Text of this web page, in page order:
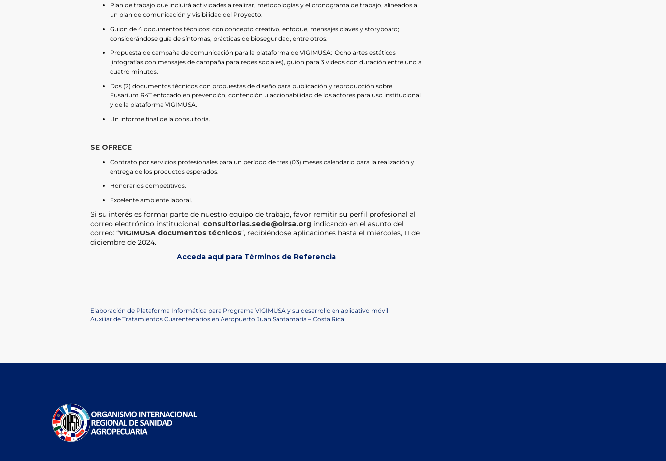
Plan de trabajo que incluirá actividades a realizar, metodologías y el cronograma de trabajo, alineados a
un plan de comunicación y visibilidad del Proyecto.
Guion de 4 documentos técnicos: con concepto creativo, enfoque, mensajes claves y storyboard;
considerándose guía de síntomas, prácticas de bioseguridad, entre otros.
Propuesta de campaña de comunicación para la plataforma de VIGIMUSA: Ocho artes estáticos
(infografías con mensajes de campaña para redes sociales), guion para 3 videos con duración entre uno a
cuatro minutos.
Dos (2) documentos técnicos con propuestas de diseño para publicación y reproducción sobre
Fusarium R4T enfocado en prevención, contención u accionabilidad de los actores para uso institucional
y de la plataforma VIGIMUSA.
Un informe final de la consultoría.
SE OFRECE
Contrato por servicios profesionales para un período de tres (03) meses calendario para la realización y
entrega de los productos esperados.
Honorarios competitivos.
Excelente ambiente laboral.
Si su interés es formar parte de nuestro equipo de trabajo, favor remitir su perfil profesional al
correo electrónico institucional: consultorias.sede@oirsa.org indicando en el asunto del
correo: “VIGIMUSA documentos técnicos”, recibiéndose aplicaciones hasta el miércoles, 11 de
diciembre de 2024.
Acceda aquí para Términos de Referencia
Post
Previous
Post
Elaboración de Plataforma Informática para Programa VIGIMUSA y su desarrollo en aplicativo móvil
Next
Auxiliar de Tratamientos Cuarentenarios en Aeropuerto Juan Santamaría – Costa Rica